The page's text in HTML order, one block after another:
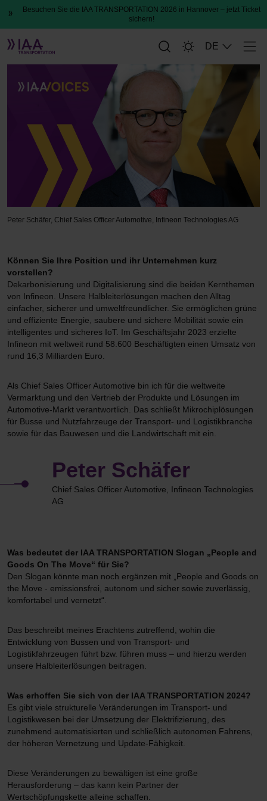
Besuchen Sie die IAA TRANSPORTATION 2026 in Hannover – jetzt Ticket
sichern!
DE
Peter Schäfer, Infineon Technologies AG
Peter Schäfer, Chief Sales Officer Automotive, Infineon Technologies AG
Können Sie Ihre Position und ihr Unternehmen kurz
vorstellen?
Dekarbonisierung und Digitalisierung sind die beiden Kernthemen
von Infineon. Unsere Halbleiterlösungen machen den Alltag
einfacher, sicherer und umweltfreundlicher. Sie ermöglichen grüne
und effiziente Energie, saubere und sichere Mobilität sowie ein
intelligentes und sicheres IoT. Im Geschäftsjahr 2023 erzielte
Infineon mit weltweit rund 58.600 Beschäftigten einen Umsatz von
rund 16,3 Milliarden Euro.
Als Chief Sales Officer Automotive bin ich für die weltweite
Vermarktung und den Vertrieb der Produkte und Lösungen im
Automotive-Markt verantwortlich. Das schließt Mikrochiplösungen
für Busse und Nutzfahrzeuge der Transport- und Logistikbranche
sowie für das Bauwesen und die Landwirtschaft mit ein.
Peter Schäfer
Chief Sales Officer Automotive, Infineon Technologies
AG
Was bedeutet der IAA TRANSPORTATION Slogan „People and
Goods On The Move“ für Sie?
Den Slogan könnte man noch ergänzen mit „People and Goods on
the Move - emissionsfrei, autonom und sicher sowie zuverlässig,
komfortabel und vernetzt“.
Das beschreibt meines Erachtens zutreffend, wohin die
Entwicklung von Bussen und von Transport- und
Logistikfahrzeugen führt bzw. führen muss – und hierzu werden
unsere Halbleiterlösungen beitragen.
Was erhoffen Sie sich von der IAA TRANSPORTATION 2024?
Es gibt viele strukturelle Veränderungen im Transport- und
Logistikwesen bei der Umsetzung der Elektrifizierung, des
zunehmend automatisierten und schließlich autonomen Fahrens,
der höheren Vernetzung und Update-Fähigkeit.
Diese Veränderungen zu bewältigen ist eine große
Herausforderung – das kann kein Partner der
Wertschöpfungskette alleine schaffen.